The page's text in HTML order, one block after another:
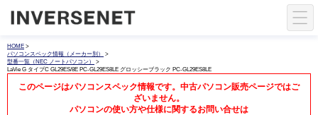
HOME >
パソコンスペック情報（メーカー別）
>
型番一覧（NEC ノートパソコン）
>
LaVie G タイプC GL29ES/8E PC-GL29ES8LE グロッシーブラック PC-GL29ES8LE
このページはパソコンスペック情報です。中古パソコン販売ページではご
ざいません。
パソコンの使い方や仕様に関するお問い合せは